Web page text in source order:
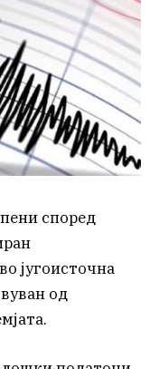
според
југоисточна
од